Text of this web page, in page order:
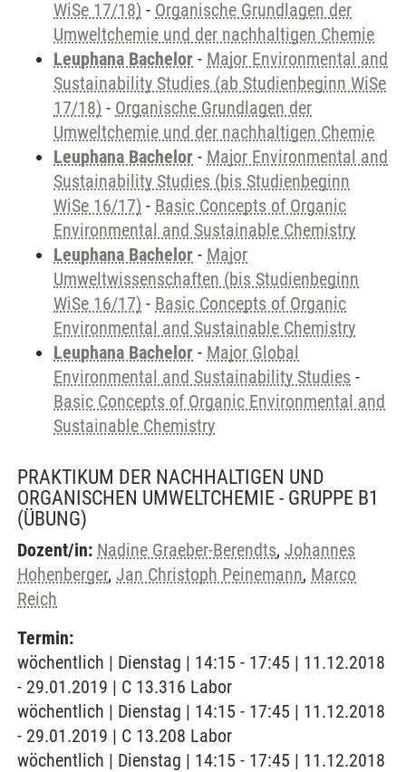
WiSe 17/18) - Organische Grundlagen der
Umweltchemie und der nachhaltigen Chemie
Leuphana Bachelor - Major Environmental and
Sustainability Studies (ab Studienbeginn WiSe
17/18) - Organische Grundlagen der
Umweltchemie und der nachhaltigen Chemie
Leuphana Bachelor - Major Environmental and
Sustainability Studies (bis Studienbeginn
WiSe 16/17) - Basic Concepts of Organic
Environmental and Sustainable Chemistry
Leuphana Bachelor - Major
Umweltwissenschaften (bis Studienbeginn
WiSe 16/17) - Basic Concepts of Organic
Environmental and Sustainable Chemistry
Leuphana Bachelor - Major Global
Environmental and Sustainability Studies -
Basic Concepts of Organic Environmental and
Sustainable Chemistry
PRAKTIKUM DER NACHHALTIGEN UND
ORGANISCHEN UMWELTCHEMIE - GRUPPE B1
(ÜBUNG)
Dozent/in: Nadine Graeber-Berendts, Johannes
Hohenberger, Jan Christoph Peinemann, Marco
Reich
Termin:
wöchentlich | Dienstag | 14:15 - 17:45 | 11.12.2018
- 29.01.2019 | C 13.316 Labor
wöchentlich | Dienstag | 14:15 - 17:45 | 11.12.2018
- 29.01.2019 | C 13.208 Labor
wöchentlich | Dienstag | 14:15 - 17:45 | 11.12.2018